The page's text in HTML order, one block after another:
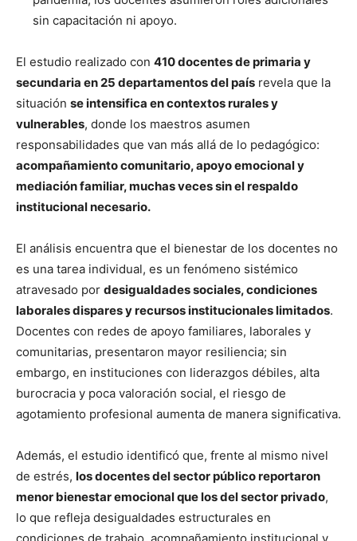
sin capacitación ni apoyo.
El estudio realizado con 410 docentes de primaria y
secundaria en 25 departamentos del país revela que la
situación se intensifica en contextos rurales y
vulnerables, donde los maestros asumen
responsabilidades que van más allá de lo pedagógico:
acompañamiento comunitario, apoyo emocional y
mediación familiar, muchas veces sin el respaldo
institucional necesario.
El análisis encuentra que el bienestar de los docentes no
es una tarea individual, es un fenómeno sistémico
atravesado por desigualdades sociales, condiciones
laborales dispares y recursos institucionales limitados.
Docentes con redes de apoyo familiares, laborales y
comunitarias, presentaron mayor resiliencia; sin
embargo, en instituciones con liderazgos débiles, alta
burocracia y poca valoración social, el riesgo de
agotamiento profesional aumenta de manera significativa.
Además, el estudio identificó que, frente al mismo nivel
de estrés, los docentes del sector público reportaron
menor bienestar emocional que los del sector privado,
lo que refleja desigualdades estructurales en
condiciones de trabajo, acompañamiento institucional y